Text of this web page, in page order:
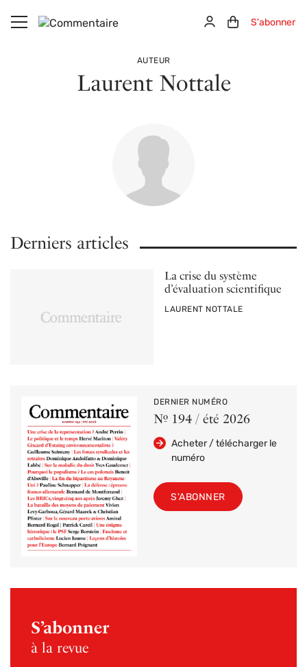
Aller au contenu principal ConnexionPanier (0)
S'abonner
AUTEUR
Laurent Nottale
Derniers articles
La crise du système
d’évaluation scientifique
PAR
LAURENT NOTTALE
DERNIER NUMÉRO
Nº 194 / été 2026
Acheter / télécharger le
numéro
S'ABONNER
S’abonner
à la revue